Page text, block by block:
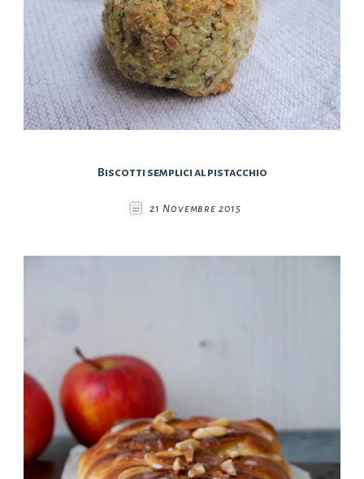
Biscotti semplici al pistacchio
21 Novembre 2015